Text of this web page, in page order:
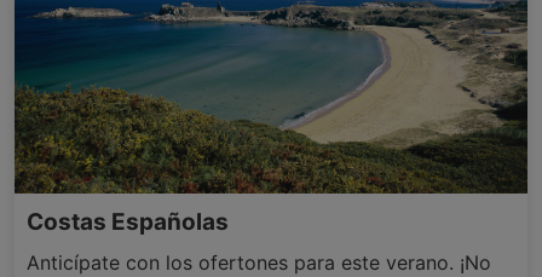
Costas Españolas
Anticípate con los ofertones para este verano. ¡No